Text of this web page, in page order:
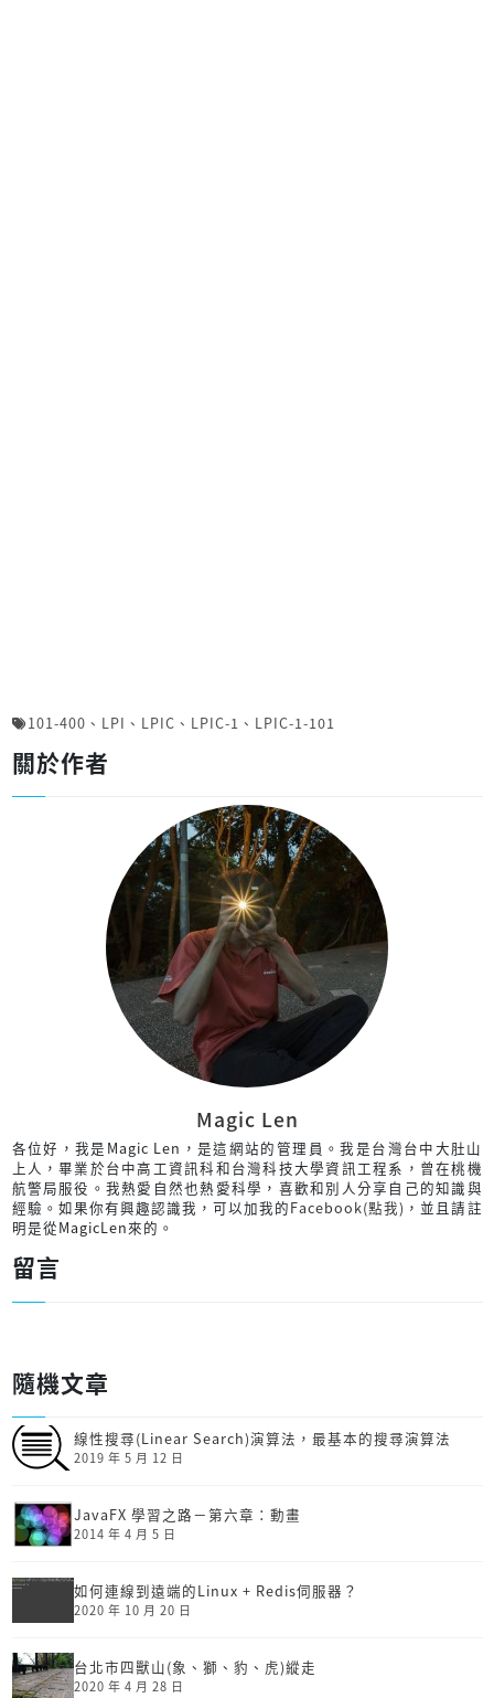
101-400 、 LPI 、 LPIC 、 LPIC-1 、 LPIC-1-101
關於作者
Magic Len
各位好，我是Magic Len，是這網站的管理員。我是台灣台中大肚山
上人，畢業於台中高工資訊科和台灣科技大學資訊工程系，曾在桃機
航警局服役。我熱愛自然也熱愛科學，喜歡和別人分享自己的知識與
經驗。如果你有興趣認識我，可以加我的Facebook(點我) ，並且請註
明是從MagicLen來的。
留言
隨機文章
線性搜尋(Linear Search)演算法，最基本的搜尋演算法
2019 年 5 月 12 日
JavaFX 學習之路－第六章：動畫
2014 年 4 月 5 日
如何連線到遠端的Linux + Redis伺服器？
2020 年 10 月 20 日
台北市四獸山(象、獅、豹、虎)縱走
2020 年 4 月 28 日